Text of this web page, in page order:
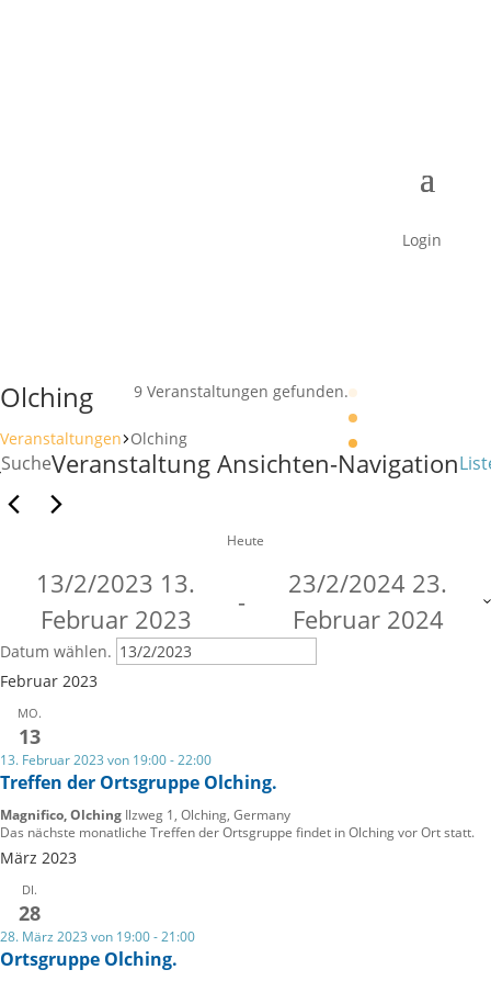
Login
9 Veranstaltungen gefunden.
Olching
Veranstaltungen Olching
Veranstaltungen
SucheVeranstaltung Ansichten-Navigation
Heute
13/2/2023 13.
Februar 2023
-
23/2/2024 23.
Februar 2024
Datum wählen.
Februar 2023
MO.
13
Treffen der Ortsgruppe Olching.
13. Februar 2023 von 19:00-22:00
Magnifico, Olching Ilzweg 1, Olching, Germany
Das nächste monatliche Treffen der Ortsgruppe findet in Olching vor Ort statt.
März 2023
DI.
28
Ortsgruppe Olching.
28. März 2023 von 19:00-21:00